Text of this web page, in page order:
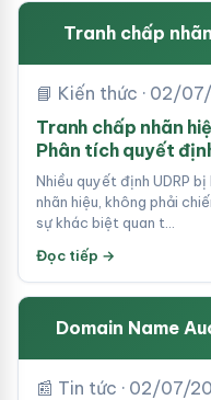
Tranh chấp
📘 Kiến thức · 02/
Tranh chấp nhãn
Phân tích quyết
Nhiều quyết định UDRP
nhãn hiệu, không phải
sự khác biệt quan t…
Đọc tiếp →
Domain Name
📰 Tin tức · 02/07/